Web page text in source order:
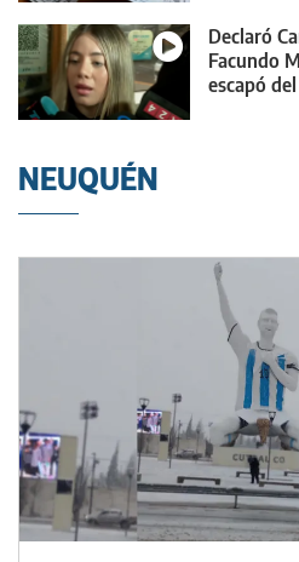
Declaró
Facundo
escapó
NEUQUÉN